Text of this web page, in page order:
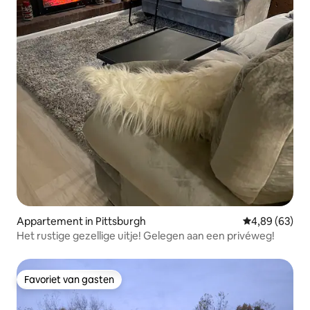
Appartement in Pittsburgh Gemiddelde
4,89 (63)
Het rustige gezellige uitje! Gelegen aan een privéweg!
Favoriet van gasten
Favoriet van gasten